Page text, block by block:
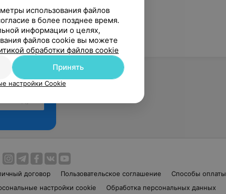
договор Пользовательское соглашение Способы оплаты
настройки cookie Обработка персональных данных
использования файлов
в более позднее время.
информации о целях,
файлов cookie вы можете
обработки файлов cookie
Принять
настройки Cookie